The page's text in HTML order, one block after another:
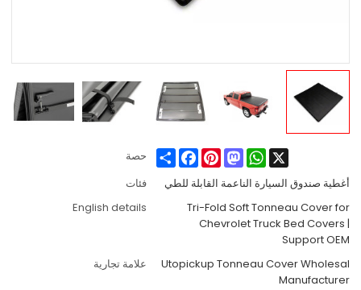
حصةShare
FacebookPinterest
Mastodon
WhatsApp
X
فئات
أغطية صندوق السيارة الناعمة القابلة للطي
English details
Tri-Fold Soft Tonneau Cover for
Chevrolet Truck Bed Covers |
Support OEM
علامة تجارية
Utopickup Tonneau Cover Wholesal
Manufacturer